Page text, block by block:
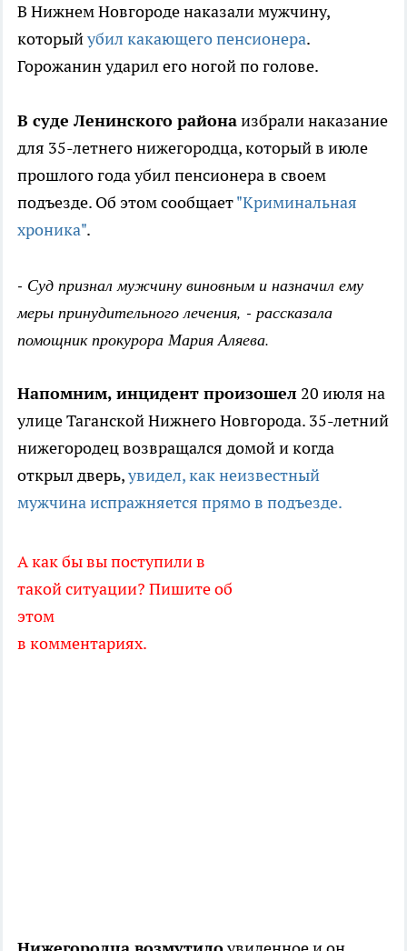
В Нижнем Новгороде наказали мужчину,
которыйубил какающего пенсионера.
Горожанин ударил его ногой по голове.
В суде Ленинского районаизбрали наказание
для 35-летнего нижегородца, который в июле
прошлого года убил пенсионера в своем
подъезде. Об этом сообщает"Криминальная
хроника".
- Суд признал мужчину виновным и назначил ему
меры принудительного лечения, - рассказала
помощник прокурора Мария Аляева.
Напомним, инцидент произошел 20 июля на
улице Таганской Нижнего Новгорода. 35-летний
нижегородец возвращался домой и когда
открыл дверь,увидел, как неизвестный
мужчина испражняется прямо в подъезде.
А как бы вы поступили в
такой ситуации? Пишите об
этом
в комментариях.